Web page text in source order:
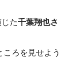
た千葉翔也さ
ろを見せよう